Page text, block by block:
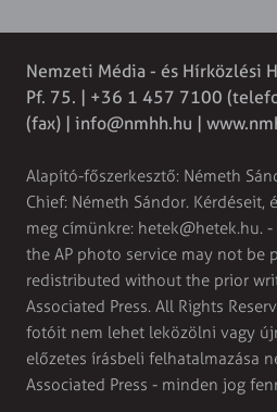
Nemzeti Média - és Hírközlési
Pf. 75. | +36 1 457 7100
(fax) | info@nmhh.hu |
Alapító-főszerkesztő: Németh
Chief: Németh Sándor. Kérdéseit,
meg címünkre: hetek@hetek.hu.
the AP photo service may not be
redistributed without the prior
Associated Press. All Rights
fotóit nem lehet leközölni vagy
előzetes írásbeli felhatalmazása
Associated Press - minden jog